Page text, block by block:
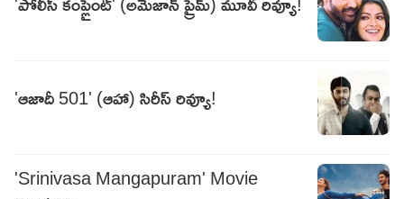
'ఆజాదీ 501' (ఆహా) సిరీస్ రివ్యూ!
'Srinivasa Mangapuram' Movie